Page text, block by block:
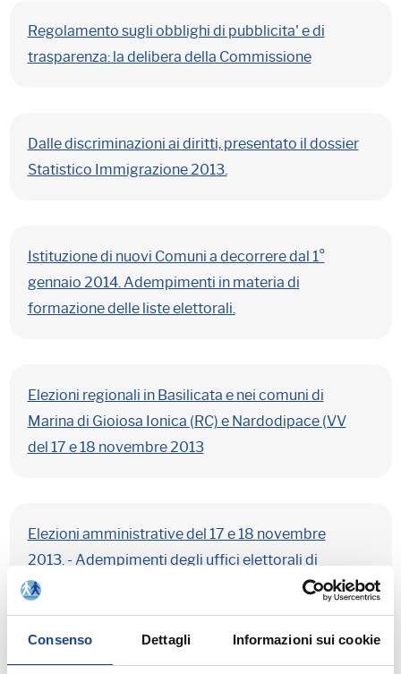
Consenso Dettagli Informazioni sui cookie
Regolamento sugli obblighi di pubblicita' e di
trasparenza: la delibera della Commissione
Dalle discriminazioni ai diritti, presentato il dossier
Statistico Immigrazione 2013.
Istituzione di nuovi Comuni a decorrere dal 1°
gennaio 2014. Adempimenti in materia di
formazione delle liste elettorali.
Elezioni regionali in Basilicata e nei comuni di
Marina di Gioiosa Ionica (RC) e Nardodipace (VV
del 17 e 18 novembre 2013
Elezioni amministrative del 17 e 18 novembre
2013. - Adempimenti degli uffici elettorali di
sezione.